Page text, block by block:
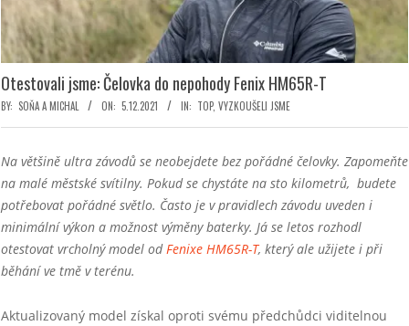
Otestovali jsme: Čelovka do nepohody Fenix HM65R-T
BY: SOŇA A MICHAL ON: 5.12.2021 IN: TOP, VYZKOUŠELI JSME
Na většině ultra závodů se neobejdete bez pořádné čelovky. Zapomeňte
na malé městské svítilny. Pokud se chystáte na sto kilometrů, budete
potřebovat pořádné světlo. Často je v pravidlech závodu uveden i
minimální výkon a možnost výměny baterky. Já se letos rozhodl
otestovat vrcholný model od Fenixe HM65R-T, který ale užijete i při
běhání ve tmě v terénu.
Aktualizovaný model získal oproti svému předchůdci viditelnou